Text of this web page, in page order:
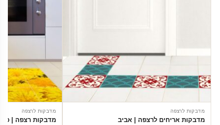
מדבקות לרצפה
מדבקות אריחים לרצפה | אביב
מדבקות לרצפה
מדבקות רצפה |